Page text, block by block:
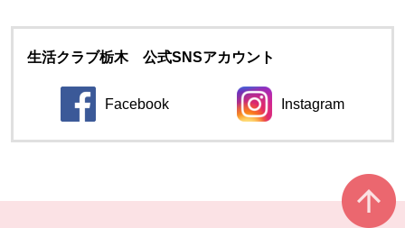
生活クラブ栃木 公式SNSアカウント
Facebook
別のウィンドウで開きます。
Instagram
別のウィンドウ